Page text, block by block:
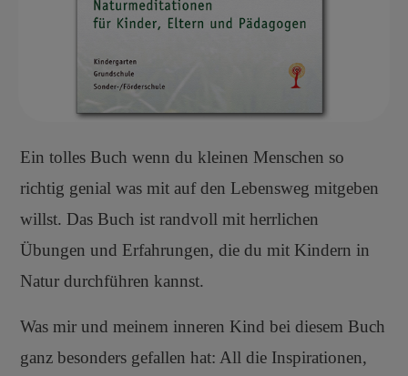
Ein tolles Buch wenn du kleinen Menschen so
richtig genial was mit auf den Lebensweg mitgeben
willst. Das Buch ist randvoll mit herrlichen
Übungen und Erfahrungen, die du mit Kindern in
Natur durchführen kannst.
Was mir und meinem inneren Kind bei diesem Buch
ganz besonders gefallen hat: All die Inspirationen,